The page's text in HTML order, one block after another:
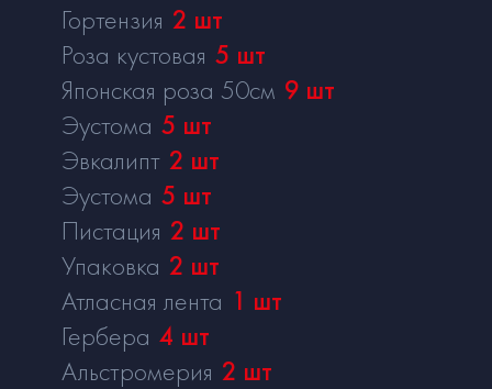
Гортензия 2 шт
Роза кустовая 5 шт
Японская роза 50см 9 шт
Эустома 5 шт
Эвкалипт 2 шт
Эустома 5 шт
Пистация 2 шт
Упаковка 2 шт
Атласная лента 1 шт
Гербера 4 шт
Альстромерия 2 шт